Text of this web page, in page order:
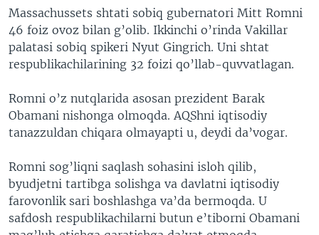
Massachussets shtati sobiq gubernatori Mitt Romni
46 foiz ovoz bilan g’olib. Ikkinchi o’rinda Vakillar
palatasi sobiq spikeri Nyut Gingrich. Uni shtat
respublikachilarining 32 foizi qo’llab-quvvatlagan.
Romni o’z nutqlarida asosan prezident Barak
Obamani nishonga olmoqda. AQShni iqtisodiy
tanazzuldan chiqara olmayapti u, deydi da’vogar.
Romni sog’liqni saqlash sohasini isloh qilib,
byudjetni tartibga solishga va davlatni iqtisodiy
farovonlik sari boshlashga va’da bermoqda. U
safdosh respublikachilarni butun e’tiborni Obamani